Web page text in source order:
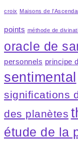
croix Maisons de
points méthode de
oracle de
personnels principe
sentimental
significations
des planètes
étude de la